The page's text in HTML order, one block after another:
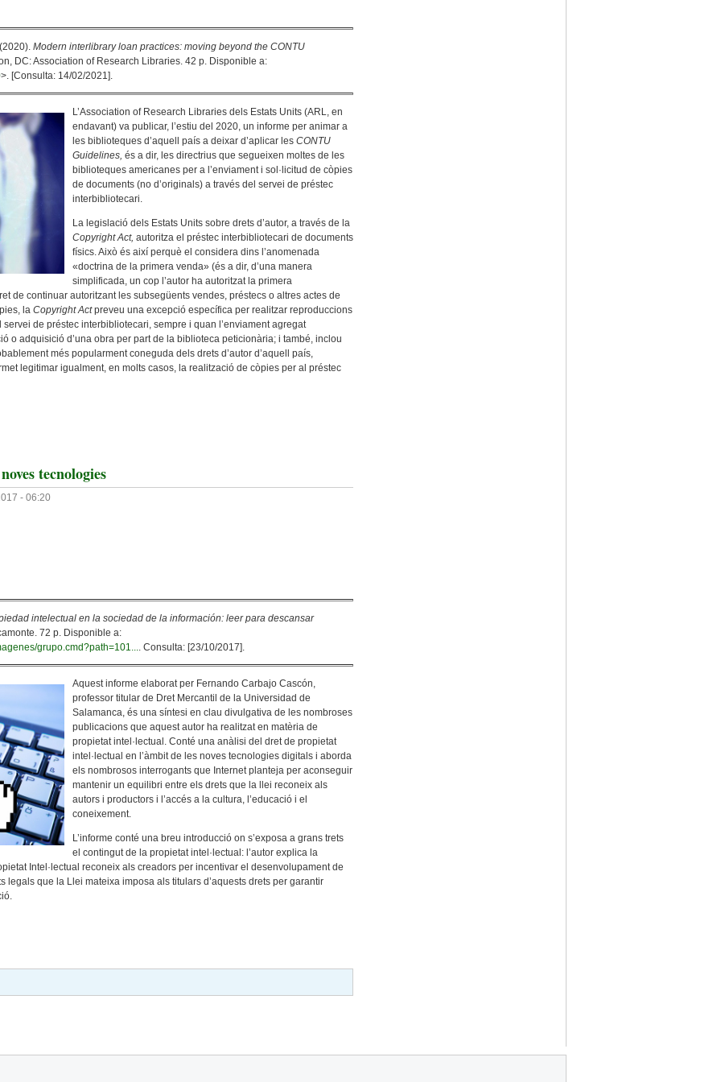
Modern interlibrary loan practices: moving beyond the CONTU
DC: Association of Research Libraries. 42 p. Disponible a:
>. [Consulta: 14/02/2021].
L’Association of Research Libraries dels Estats Units (ARL, en
endavant) va publicar, l’estiu del 2020, un informe per animar a
les biblioteques d’aquell país a deixar d’aplicar les CONTU
Guidelines, és a dir, les directrius que segueixen moltes de les
biblioteques americanes per a l’enviament i sol·licitud de còpies
de documents (no d’originals) a través del servei de préstec
interbibliotecari.
La legislació dels Estats Units sobre drets d’autor, a través de la
Copyright Act, autoritza el préstec interbibliotecari de documents
físics. Això és així perquè el considera dins l’anomenada
«doctrina de la primera venda» (és a dir, d’una manera
simplificada, un cop l’autor ha autoritzat la primera
de continuar autoritzant les subsegüents vendes, préstecs o altres actes de
la Copyright Actpreveu una excepció específica per realitzar reproduccions
de préstec interbibliotecari, sempre i quan l’enviament agregat
o adquisició d’una obra per part de la biblioteca peticionària; i també, inclou
més popularment coneguda dels drets d’autor d’aquell país,
legitimar igualment, en molts casos, la realització de còpies per al préstec
tecnologies
- 06:20
intelectual en la sociedad de la información: leer para descansar
72 p. Disponible a:
grupo.cmd?path=101.... Consulta: [23/10/2017].
Aquest informe elaborat per Fernando Carbajo Cascón,
professor titular de Dret Mercantil de la Universidad de
Salamanca, és una síntesi en clau divulgativa de les nombroses
publicacions que aquest autor ha realitzat en matèria de
propietat intel·lectual. Conté una anàlisi del dret de propietat
intel·lectual en l’àmbit de les noves tecnologies digitals i aborda
els nombrosos interrogants que Internet planteja per aconseguir
mantenir un equilibri entre els drets que la llei reconeix als
autors i productors i l’accés a la cultura, l’educació i el
coneixement.
L’informe conté una breu introducció on s’exposa a grans trets
el contingut de la propietat intel·lectual: l’autor explica la
Intel·lectual reconeix als creadors per incentivar el desenvolupament de
legals que la Llei mateixa imposa als titulars d’aquests drets per garantir